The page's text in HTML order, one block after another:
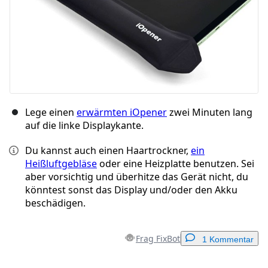
Lege einen erwärmten iOpenerzwei Minuten lang
auf die linke Displaykante.
Du kannst auch einen Haartrockner, ein
Heißluftgebläseoder eine Heizplatte benutzen. Sei
aber vorsichtig und überhitze das Gerät nicht, du
könntest sonst das Display und/oder den Akku
beschädigen.
Frag FixBot 1 Kommentar